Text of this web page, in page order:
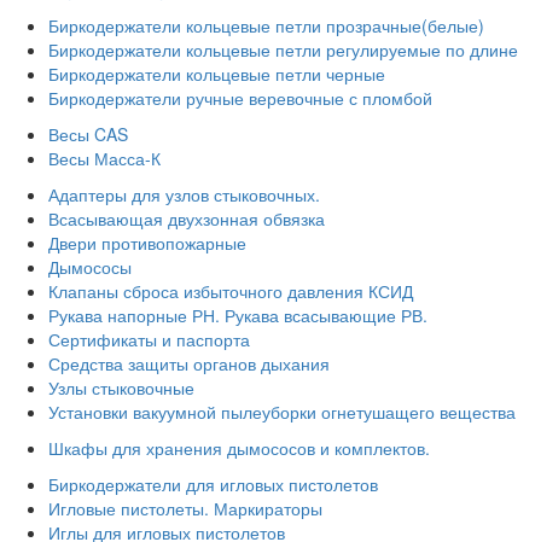
Биркодержатели кольцевые петли прозрачные(белые)
Биркодержатели кольцевые петли регулируемые по длине
Биркодержатели кольцевые петли черные
Биркодержатели ручные веревочные с пломбой
Весы CAS
Весы Масса-К
Адаптеры для узлов стыковочных.
Всасывающая двухзонная обвязка
Двери противопожарные
Дымососы
Клапаны сброса избыточного давления КСИД
Рукава напорные РН. Рукава всасывающие РВ.
Сертификаты и паспорта
Средства защиты органов дыхания
Узлы стыковочные
Установки вакуумной пылеуборки огнетушащего вещества
Шкафы для хранения дымососов и комплектов.
Биркодержатели для игловых пистолетов
Игловые пистолеты. Маркираторы
Иглы для игловых пистолетов